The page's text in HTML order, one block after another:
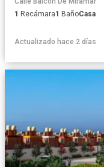
1 Recámara1 BañoCasa
Actualizado hace 2 días